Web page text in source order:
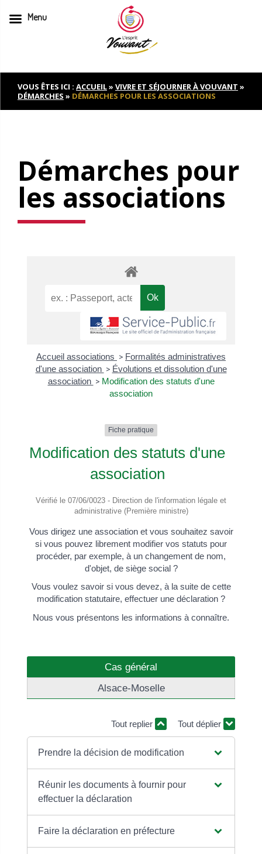
to
contentVOUS ÊTES ICI : ACCUEIL» VIVRE ET SÉJOURNER À VOUVANT »
DÉMARCHES » DÉMARCHES POUR LES ASSOCIATIONS
Démarches pour
les associations
Accueil associations > Formalités administratives
d'une association > Évolutions et dissolution d'une
association > Modification des statuts d'une
association
Fiche pratique
Modification des statuts d'une
association
Vérifié le 07/06/0023 - Direction de l'information légale et
administrative (Première ministre)
Vous dirigez une association et vous souhaitez savoir
si vous pouvez librement modifier vos statuts pour
procéder, par exemple, à un changement de nom,
d'objet, de siège social ?
Vous voulez savoir si vous devez, à la suite de cette
modification statutaire, effectuer une déclaration ?
Nous vous présentons les informations à connaître.
Cas général
Alsace-Moselle
Tout replier Tout déplier
Prendre la décision de modification
Réunir les documents à fournir pour
effectuer la déclaration
Faire la déclaration en préfecture
Menu